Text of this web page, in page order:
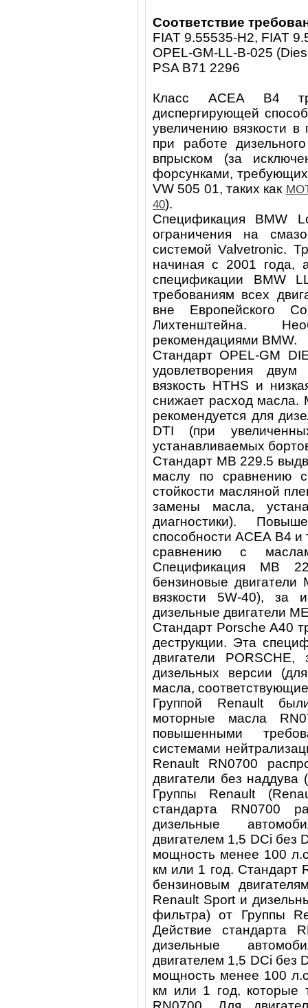
Соответствие
FIAT 9.55535-H2, FIAT
OPEL-GM-LL-B-025
PSA B71 2296
Класс ACEA B4
диспергирующей
увеличению вязкости
при работе
впрыском (за
форсунками,
VW 505 01, таких как
40).
Спецификация BMW
ограничения на
системой Valvetronic.
начиная с 2001 года,
спецификации BMW
требованиям всех
вне Европейского
Лихтенштейна.
рекомендациями BMW.
Стандарт OPEL-GM
удовлетворения
вязкость HTHS и
снижает расход масла.
рекомендуется для
DTI (при
устанавливаемых
Стандарт MB 229.5
маслу по сравнению
стойкости масляной
замены масла,
диагностики).
способности ACEA B4
сравнению с
Спецификация MB
бензиновые двигатели
вязкости 5W-40), за
дизельные двигатели
Стандарт Porsche A40
деструкции. Эта
двигатели
дизельных версии
масла,
Группой Renault
моторные масла
повышенными
системами
Renault RN0700
двигатели без
Группы Renault
стандарта RN0700
дизельные
двигателем 1,5 DCi
мощность менее 100
км или 1 год. Стандарт
бензиновым
Renault Sport и
фильтра) от Группы
Действие стандарта
дизельные
двигателем 1,5 DCi
мощность менее 100
км или 1 год, которые